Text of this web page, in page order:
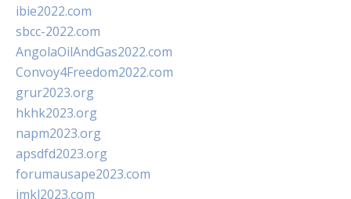
ibie2022.com
sbcc-2022.com
AngolaOilAndGas2022.com
Convoy4Freedom2022.com
grur2023.org
hkhk2023.org
napm2023.org
apsdfd2023.org
forumausape2023.com
imkl2023.com